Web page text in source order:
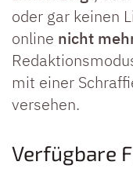
oder gar keinen
online nicht
mit einer
versehen.
Verfügbare